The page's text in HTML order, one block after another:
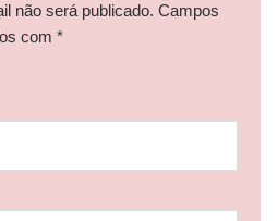
não será publicado. Campos
com *